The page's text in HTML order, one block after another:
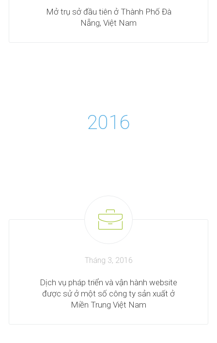
Mở trụ sở đầu tiên ở Thành Phố Đà
Nẵng, Việt Nam
2016
Tháng 3, 2016
Dịch vụ pháp triển và vận hành website
được sử ở một số công ty sản xuất ở
Miền Trung Việt Nam